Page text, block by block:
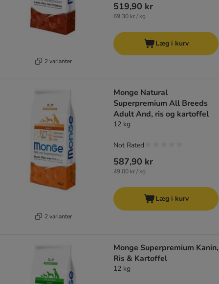
2 varianter
519,90 kr
69,30 kr / kg
Læg i kurv
2 varianter
Monge Natural
Superpremium All Breeds
Adult And, ris og kartoffel
12 kg
587,90 kr
49,00 kr / kg
Not Rated
Læg i kurv
Monge Superpremium Kanin,
Ris & Kartoffel
12 kg